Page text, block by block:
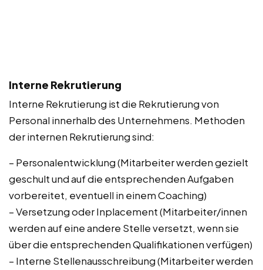
Interne Rekrutierung
Interne Rekrutierung ist die Rekrutierung von
Personal innerhalb des Unternehmens. Methoden
der internen Rekrutierung sind:
– Personalentwicklung (Mitarbeiter werden gezielt
geschult und auf die entsprechenden Aufgaben
vorbereitet, eventuell in einem Coaching)
– Versetzung oder Inplacement (Mitarbeiter/innen
werden auf eine andere Stelle versetzt, wenn sie
über die entsprechenden Qualifikationen verfügen)
– Interne Stellenausschreibung (Mitarbeiter werden